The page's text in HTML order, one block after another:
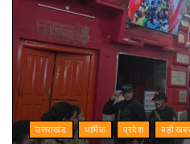
उत्तराखंड धार्मिक प्रदेश बड़ी